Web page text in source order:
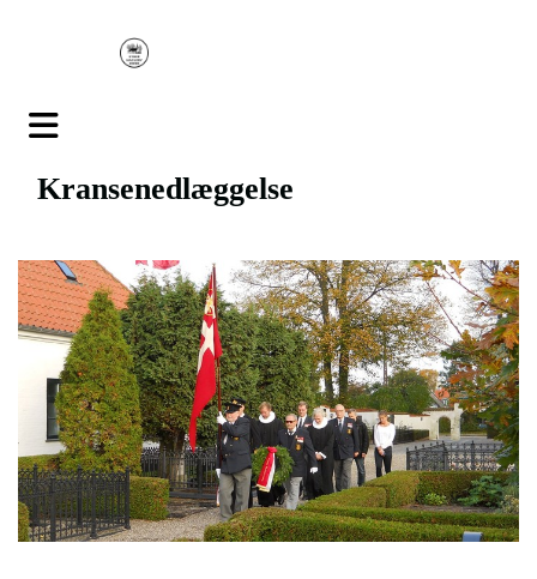
Kransenedlæggelse